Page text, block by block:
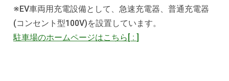
※EV車両用充電設備として、急速充電器、普通充電器
(コンセント型100V)を設置しています。
駐車場のホームページはこちら [ : ]